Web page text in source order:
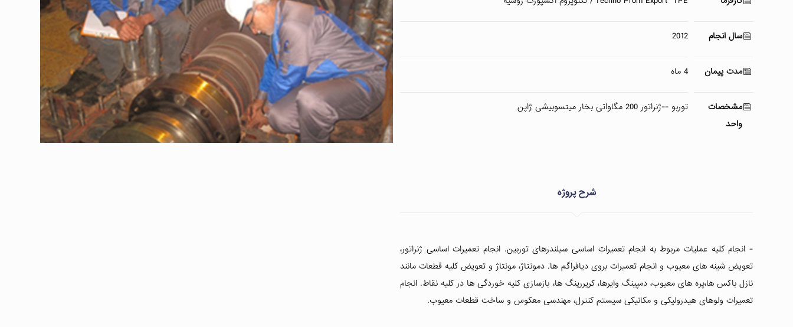
سال انجام 2012
مدت پیمان 4 ماه
مشخصات
واحد
توربو --ژنراتور 200 مگاواتی بخار میتسوبیشی ژاپن
شرح پروژه
- انجام کلیه عملیات مربوط به انجام تعمیرات اساسی سیلندرهای توربین. انجام تعمیرات اساسی ژنراتور،
تعویض شینه های معیوب و انجام تعمیرات بروی دیافراگم ها. دمونتاژ، مونتاژ و تعویض کلیه قطعات مانند
نازل باکس ها،پره های معیوب، دمپینگ وایرها، کریررینگ ها، بازسازی کلیه خوردگی ها در کلیه نقاط. انجام
تعمیرات ولوهای هیدرولیکی و مکانیکی سیستم کنترل، مهندسی معکوس و ساخت قطعات معیوب.